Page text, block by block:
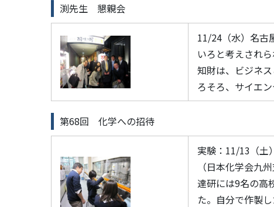
渕先生 懇親会
11/24（水）名古
いろと考えされ
知財は、ビジネ
ろそろ、サイエ
第68回 化学への招待
実験：11/13（土
（日本化学会九
達研には9名の高
た。自分で作製